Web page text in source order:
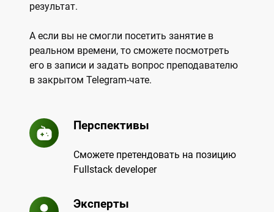
результат.
А если вы не смогли посетить занятие в
реальном времени, то сможете посмотреть
его в записи и задать вопрос преподавателю
в закрытом Telegram-чате.
Перспективы
Сможете претендовать на позицию
Fullstack developer
Эксперты